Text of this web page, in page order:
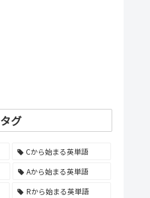
タグ
Cから始まる英単語
Aから始まる英単語
Rから始まる英単語